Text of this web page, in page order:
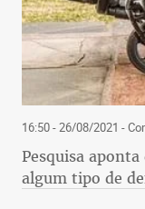
16:50 - 26/08/2021 -
Pesquisa
algum tipo de